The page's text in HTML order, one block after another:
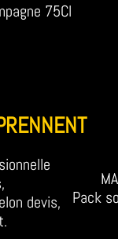
75Cl
devis,
Pack